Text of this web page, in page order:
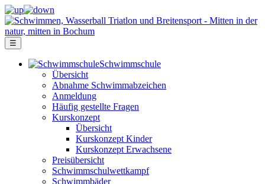
☰
Schwimm­schule
Übersicht
Ab­nah­me Schwimm­ab­zei­chen
Anmeldung
Häufig gestellte Fragen
Kurs­konzept
Übersicht
Kurskonzept Kinder
Kurskonzept Erwachsene
Preis­über­sicht
Schwimm­schul­wett­kampf
Schwimm­bäder